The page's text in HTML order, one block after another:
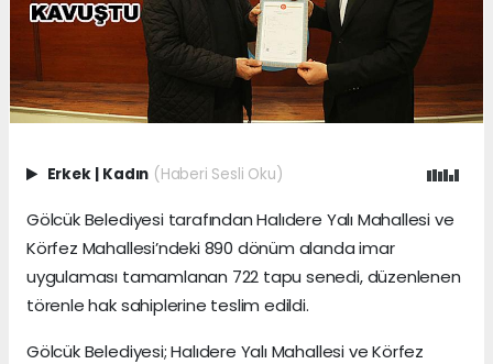
Erkek | Kadın (Haberi Sesli Oku)
Gölcük Belediyesi tarafından Halıdere Yalı Mahallesi ve
Körfez Mahallesi’ndeki 890 dönüm alanda imar
uygulaması tamamlanan 722 tapu senedi, düzenlenen
törenle hak sahiplerine teslim edildi.
Gölcük Belediyesi; Halıdere Yalı Mahallesi ve Körfez